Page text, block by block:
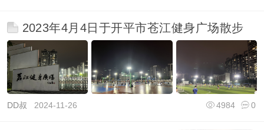
2023年4月4日于开平市苍江健身广场散步
DD叔 2024-11-26 0
4984